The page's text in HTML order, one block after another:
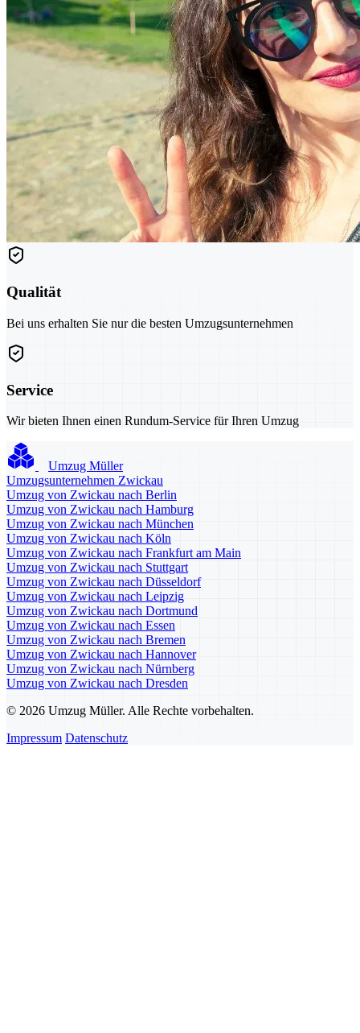
Qualität
Bei uns erhalten Sie nur die besten Umzugsunternehmen
Service
Wir bieten Ihnen einen Rundum-Service für Ihren Umzug
Umzug Müller
Umzugsunternehmen Zwickau
Umzug von Zwickau nach Berlin
Umzug von Zwickau nach Hamburg
Umzug von Zwickau nach München
Umzug von Zwickau nach Köln
Umzug von Zwickau nach Frankfurt am Main
Umzug von Zwickau nach Stuttgart
Umzug von Zwickau nach Düsseldorf
Umzug von Zwickau nach Leipzig
Umzug von Zwickau nach Dortmund
Umzug von Zwickau nach Essen
Umzug von Zwickau nach Bremen
Umzug von Zwickau nach Hannover
Umzug von Zwickau nach Nürnberg
Umzug von Zwickau nach Dresden
© 2026 Umzug Müller. Alle Rechte vorbehalten.
Impressum Datenschutz